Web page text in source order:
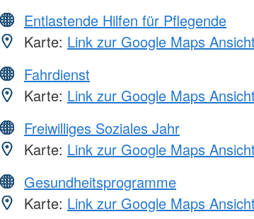
Entlastende Hilfen für Pflegende
Karte: Link zur Google Maps Ansicht
Fahrdienst
Karte: Link zur Google Maps Ansicht
Freiwilliges Soziales Jahr
Karte: Link zur Google Maps Ansicht
Gesundheitsprogramme
Karte: Link zur Google Maps Ansicht